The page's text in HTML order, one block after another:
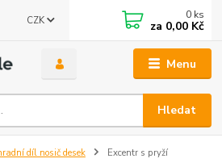
Menu
CZK
Hledat
0 ks
za 0,00 Kč
díl nosič desek Excentr s pryží